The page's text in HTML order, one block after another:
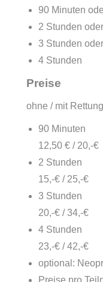
90 Minuten
2 Stunden oder
3 Stunden oder
4 Stunden
Preise
ohne / mit
90 Minuten
12,50 € / 20,-€
2 Stunden
15,-€ / 25,-€
3 Stunden
20,-€ / 34,-€
4 Stunden
23,-€ / 42,-€
optional:
Preise pro